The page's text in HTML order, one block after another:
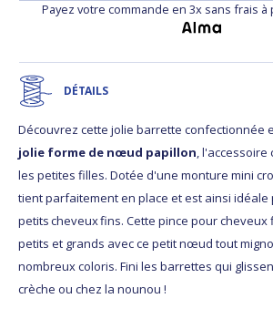
Payez votre commande en 3x sans frais à
DÉTAILS
Découvrez cette jolie barrette confectionnée
jolie forme de nœud papillon,
les petites filles. Dotée d'une monture mini
tient parfaitement en place et est ainsi idéale
petits cheveux fins. Cette pince pour
petits et grands avec ce petit nœud tout
nombreux coloris. Fini les barrettes qui
crèche ou chez la nounou !